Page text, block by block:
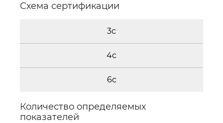
Cхема сертификации
3c
4c
6c
Количество определяемых
показателей